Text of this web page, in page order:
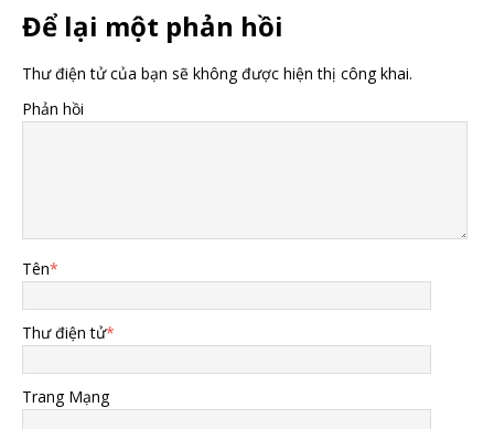
Để lại một phản hồi
Thư điện tử của bạn sẽ không được hiện thị công khai.
Phản hồi
Tên*
Thư điện tử*
Trang Mạng